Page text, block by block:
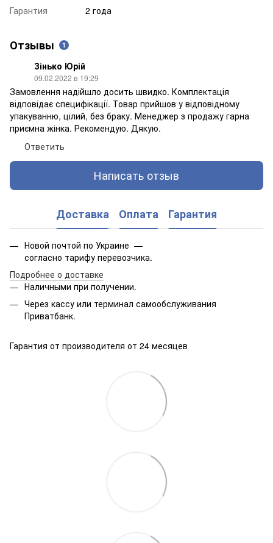
Гарантия
2 года
Отзывы 1
Зінько Юрій
09.02.2022 в 19:29
Замовлення надійшло досить швидко. Комплектація
відповідає специфікації. Товар прийшов у відповідному
упакуванню, цілий, без браку. Менеджер з продажу гарна
приємна жінка. Рекомендую. Дякую.
Ответить
Написать отзыв
Доставка Оплата Гарантия
Новой почтой по Украине —
согласно тарифу перевозчика.
Подробнее о доставке
Наличными при получении.
Через кассу или терминал самообслуживания
Приватбанк.
Гарантия от производителя от 24 месяцев